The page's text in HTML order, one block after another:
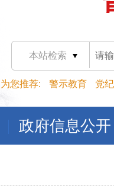
本站检索
为您推荐: 警示教育 党
政府信息公开